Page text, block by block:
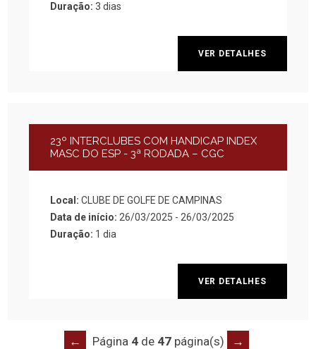
Duração:3 dias
VER DETALHES
23º INTERCLUBES COM HANDICAP INDEX
MASC DO ESP - 3ª RODADA – CGC
Local:CLUBE DE GOLFE DE CAMPINAS
Data de início: 26/03/2025 - 26/03/2025
Duração: 1 dia
VER DETALHES
← Página 4de 47página(s) →